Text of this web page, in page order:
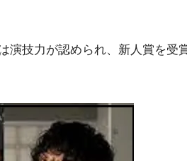
演技力が認められ、新人賞を受